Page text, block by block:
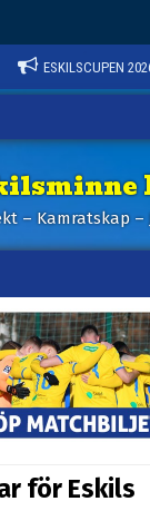
ESKILSCUPEN
– Kamratskap
för Eskils